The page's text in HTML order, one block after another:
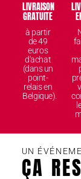
LIVRAISON
GRATUITE
à partir
de 49
euros
d'achat
(dans un
point-
relais en
Belgique).
UN
ÇA